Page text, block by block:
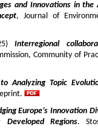
and Innovations in the
, Journal of
Interregional
Community of
Analyzing Topic
Europe’s Innovation
Regions.